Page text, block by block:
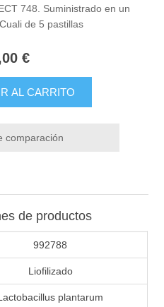
748. Suministrado en un
de 5 pastillas
€
AL CARRITO
comparación
de productos
992788
Liofilizado
plantarum